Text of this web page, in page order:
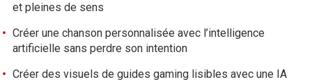
et pleines de sens
Créer une chanson personnalisée avec l’intelligence
artificielle sans perdre son intention
Créer des visuels de guides gaming lisibles avec une IA